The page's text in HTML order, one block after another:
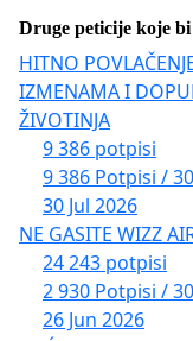
Druge peticije koje
HITNO
IZMENAMA I
ŽIVOTINJA
9 386 potpisi
9 386 Potpisi /
30 Jul 2026
NE GASITE WIZZ
24 243 potpisi
2 930 Potpisi /
26 Jun 2026